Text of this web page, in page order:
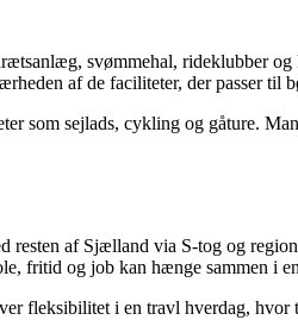
svømmehal, rideklubber
af de faciliteter, der passer til
som sejlads, cykling og gåture.
resten af Sjælland via S-tog og
fritid og job kan hænge sammen i
fleksibilitet i en travl hverdag, hvor